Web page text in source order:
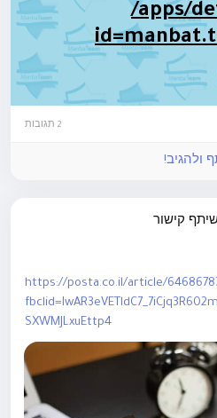
/apps/
ולהגיב!
קישור
https://posta.co.il/article/
SXWMJLxuEttp4